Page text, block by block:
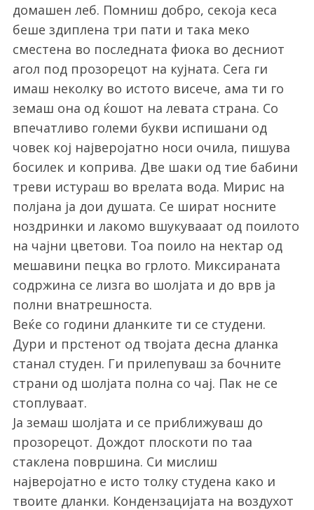
домашен леб. Помниш добро, секоја кеса
беше здиплена три пати и така меко
сместена во последната фиока во десниот
агол под прозорецот на кујната. Сега ги
имаш неколку во истото висече, ама ти го
земаш она од ќошот на левата страна. Со
впечатливо големи букви испишани од
човек кој најверојатно носи очила, пишува
босилек и коприва. Две шаки од тие бабини
треви истураш во врелата вода. Мирис на
полјана ја дои душата. Се шират носните
ноздринки и лакомо вшукувааат од поилото
на чајни цветови. Тоа поило на нектар од
мешавини пецка во грлото. Миксираната
содржина се лизга во шолјата и до врв ја
полни внатрешноста.
Веќе со години дланките ти се студени.
Дури и прстенот од твојата десна дланка
станал студен. Ги прилепуваш за бочните
страни од шолјата полна со чај. Пак не се
стоплуваат.
Ја земаш шолјата и се приближуваш до
прозорецот. Дождот плоскоти по таа
стаклена површина. Си мислиш
најверојатно е исто толку студена како и
твоите дланки. Кондензацијата на воздухот